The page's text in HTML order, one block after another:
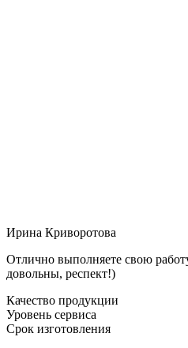
Ирина Криворотова
Отлично выполняете свою
довольны, респект!)
Качество продукции
Уровень сервиса
Срок изготовления